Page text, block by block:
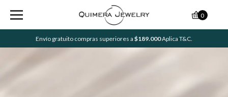
Envío gratuito compras superiores a $189.000Aplica T&C.
0